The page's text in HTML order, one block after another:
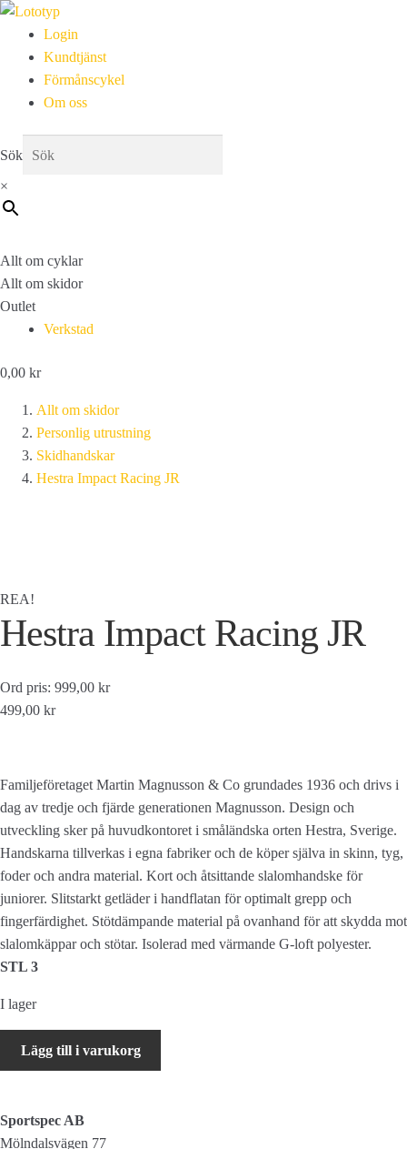
Login
Kundtjänst
Förmånscykel
Om oss
Sök
×
Allt om cyklar
Allt om skidor
Outlet
Verkstad
0,00 kr
Allt om skidor
Personlig utrustning
Skidhandskar
Hestra Impact Racing JR
REA!
Hestra Impact Racing JR
Ord pris: 999,00 kr
499,00 kr
Familjeföretaget Martin Magnusson & Co grundades 1936 och drivs i
dag av tredje och fjärde generationen Magnusson. Design och
utveckling sker på huvudkontoret i småländska orten Hestra, Sverige.
Handskarna tillverkas i egna fabriker och de köper själva in skinn, tyg,
foder och andra material. Kort och åtsittande slalomhandske för
juniorer. Slitstarkt getläder i handflatan för optimalt grepp och
fingerfärdighet. Stötdämpande material på ovanhand för att skydda mot
slalomkäppar och stötar. Isolerad med värmande G-loft polyester.
STL 3
I lager
mängd
Lägg till i varukorg
Sportspec AB
Mölndalsvägen 77